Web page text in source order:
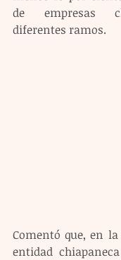
de empresas
diferentes ramos.
Comentó que, en
entidad